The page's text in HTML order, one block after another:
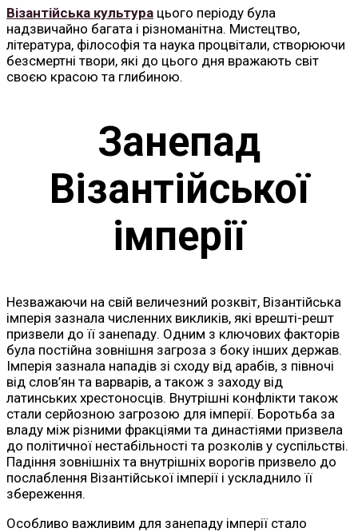
Візантійська культура цього періоду була
надзвичайно багата і різноманітна. Мистецтво,
література, філософія та наука процвітали, створюючи
безсмертні твори, які до цього дня вражають світ
своєю красою та глибиною.
Занепад
Візантійської
імперії
Незважаючи на свій величезний розквіт, Візантійська
імперія зазнала численних викликів, які врешті-решт
призвели до її занепаду. Одним з ключових факторів
була постійна зовнішня загроза з боку інших держав.
Імперія зазнала нападів зі сходу від арабів, з півночі
від слов’ян та варварів, а також з заходу від
латинських хрестоносців. Внутрішні конфлікти також
стали серйозною загрозою для імперії. Боротьба за
владу між різними фракціями та династіями призвела
до політичної нестабільності та розколів у суспільстві.
Падіння зовнішніх та внутрішніх ворогів призвело до
послаблення Візантійської імперії і ускладнило її
збереження.
Особливо важливим для занепаду імперії стало